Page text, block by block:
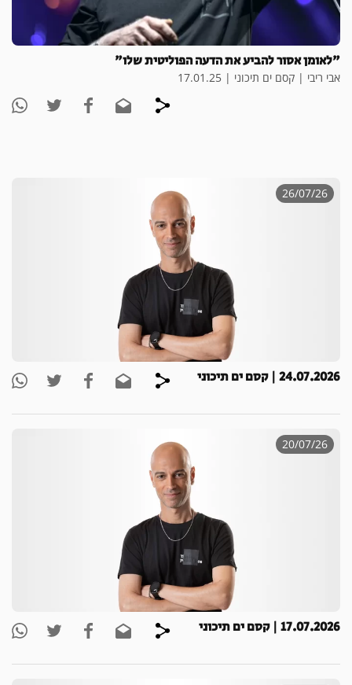
"לאומן אסור להביע את הדעה הפוליטית שלו"
אבי ריבי | קסם ים תיכוני | 17.01.25
26/07/26
24.07.2026 | קסם ים תיכוני
20/07/26
17.07.2026 | קסם ים תיכוני